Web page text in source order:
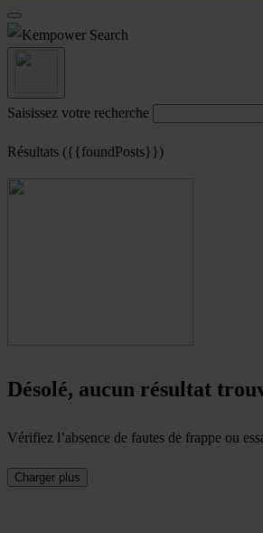
Search
Saisissez votre recherche
Résultats ({{foundPosts}})
Désolé, aucun résultat
Vérifiez l’absence de fautes de frappe ou
Charger plus